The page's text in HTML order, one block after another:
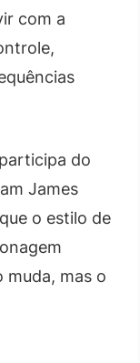
com a
do
James
o estilo de
muda, mas o